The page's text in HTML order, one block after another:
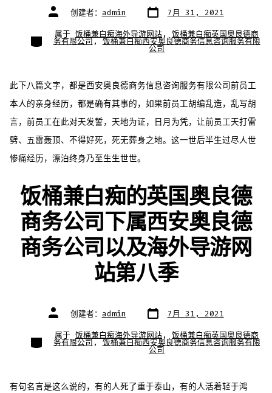
文
章
者
创建者： admin 文
章
期
7月 31, 2021
类
别
属于 饭桶兼白痴海外导游网站, 饭桶兼白痴英国奥良德商
务有限公司,饭桶兼白痴西安奥良德商务信息咨询服务有限
公司
此下八篇文字，都是西安奥良德商务信息咨询服务有限公司前员工
本人的亲身经历，都是确有其事的，如果前员工胡编乱造，乱写胡
言，前员工在此对天发誓，天地为证，日月为凭，让前员工天打雷
劈、五雷轰顶、不得好死，死无葬身之地。这一世后半生过尽人世
惨痛经历，漂泊终身乃至生生世世。
饭桶兼白痴的英国奥良德
商务公司下属西安奥良德
商务公司以及海外导游网
站第八季
文
章
者
创建者： admin 文
章
期
7月 31, 2021
类
别
属于 饭桶兼白痴海外导游网站, 饭桶兼白痴英国奥良德商
务有限公司,饭桶兼白痴西安奥良德商务信息咨询服务有限
公司
有句名言是这么说的，有的人死了重于泰山，有的人活着轻于鸿